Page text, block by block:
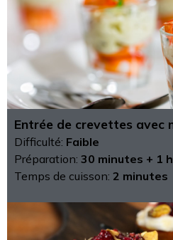
Entrée de crevettes avec
Difficulté: Faible
Préparation: 30 minutes + 1
Temps de cuisson: 2 minutes